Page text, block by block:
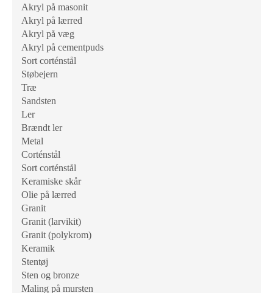
Akryl på masonit
Akryl på lærred
Akryl på væg
Akryl på cementpuds
Sort corténstål
Støbejern
Træ
Sandsten
Ler
Brændt ler
Metal
Corténstål
Sort corténstål
Keramiske skår
Olie på lærred
Granit
Granit (larvikit)
Granit (polykrom)
Keramik
Stentøj
Sten og bronze
Maling på mursten